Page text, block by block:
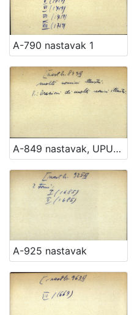
A-790 nastavak 1
A-849 nastavak, UPUTNICA
A-925 nastavak